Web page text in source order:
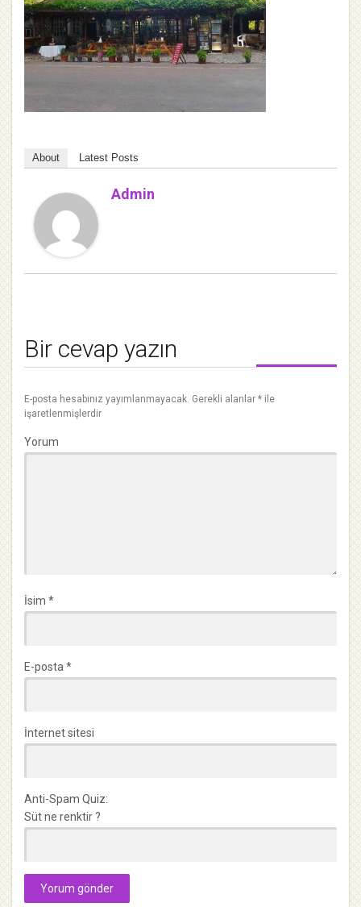
About Latest Posts
Admin
Bir cevap yazın
E-posta hesabınız yayımlanmayacak. Gerekli alanlar * ile
işaretlenmişlerdir
Yorum
İsim *
E-posta *
İnternet sitesi
Anti-Spam Quiz:
Süt ne renktir ?